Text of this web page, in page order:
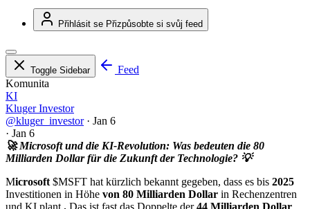
Přihlásit se Přizpůsobte si svůj feed
Toggle Sidebar
Feed
Komunita
KI
Kluger Investor
@kluger_investor · Jan 6
· Jan 6
🚀 Microsoft und die KI-Revolution: Was bedeuten die 80
Milliarden Dollar für die Zukunft der Technologie? 💡
Microsoft $MSFT hat kürzlich bekannt gegeben, dass es bis 2025
Investitionen in Höhe von 80 Milliarden Dollar in Rechenzentren